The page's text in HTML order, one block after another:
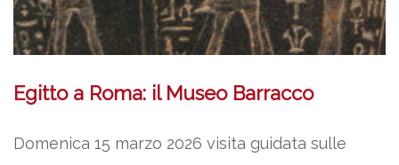
Egitto a Roma: il Museo Barracco
Domenica 15 marzo 2026 visita guidata sulle